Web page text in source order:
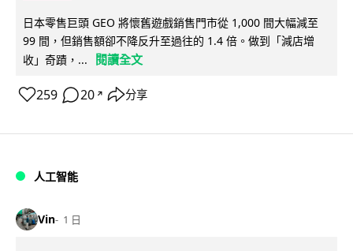
日本零售巨頭 GEO 將懷舊遊戲銷售門市從 1,000 間大幅減至
99 間，但銷售額卻不降反升至過往的 1.4 倍。做到「減店增
收」奇蹟，...
閱讀全文
259 20 ↗ 分享
人工智能
Vin 1 日